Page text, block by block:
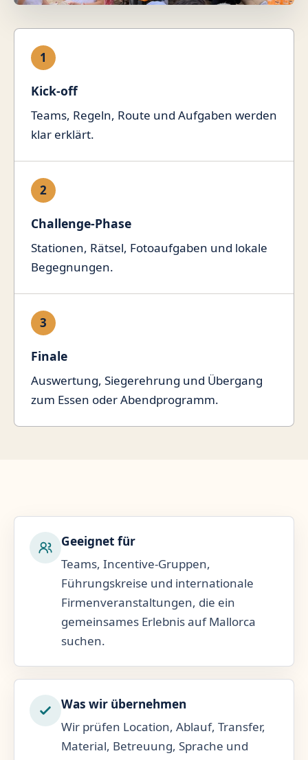
1
Kick-off
Teams, Regeln, Route und Aufgaben werden
klar erklärt.
2
Challenge-Phase
Stationen, Rätsel, Fotoaufgaben und lokale
Begegnungen.
3
Finale
Auswertung, Siegerehrung und Übergang
zum Essen oder Abendprogramm.
Geeignet für
Teams, Incentive-Gruppen,
Führungskreise und internationale
Firmenveranstaltungen, die ein
gemeinsames Erlebnis auf Mallorca
suchen.
Was wir übernehmen
Wir prüfen Location, Ablauf, Transfer,
Material, Betreuung, Sprache und